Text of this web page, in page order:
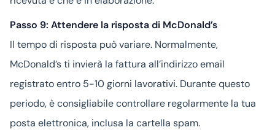
Passo 9: Attendere la risposta di McDonald’s
Il tempo di risposta può variare. Normalmente,
McDonald’s ti invierà la fattura all’indirizzo email
registrato entro 5-10 giorni lavorativi. Durante questo
periodo, è consigliabile controllare regolarmente la tua
posta elettronica, inclusa la cartella spam.